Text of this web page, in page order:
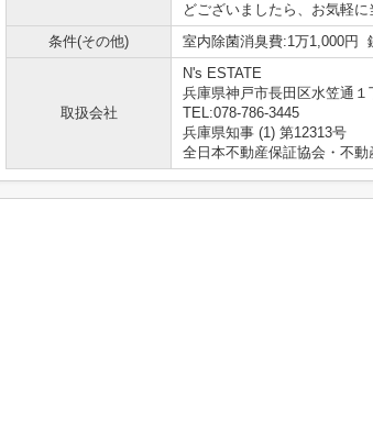
どございましたら、お気軽に
条件(その他)
室内除菌消臭費:1万1,000円
取扱会社
N's ESTATE
兵庫県神戸市長田区水笠通１
TEL:078-786-3445
兵庫県知事 (1) 第12313号
全日本不動産保証協会・不動